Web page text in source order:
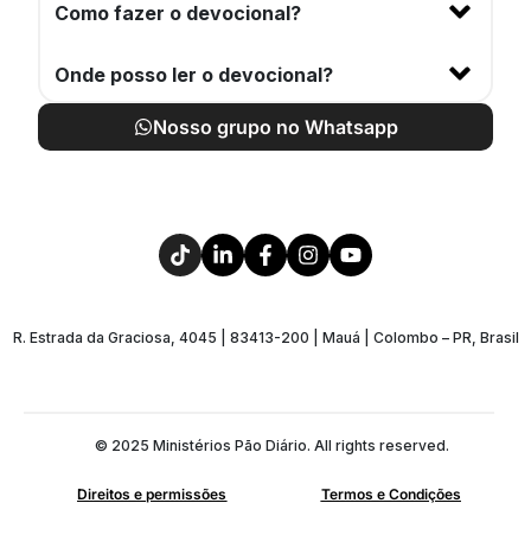
Como fazer o devocional?
Onde posso ler o devocional?
Nosso grupo no Whatsapp
R. Estrada da Graciosa, 4045 | 83413-200 | Mauá | Colombo – PR, Brasil
© 2025 Ministérios Pão Diário. All rights reserved.
Direitos e permissões Termos e Condições